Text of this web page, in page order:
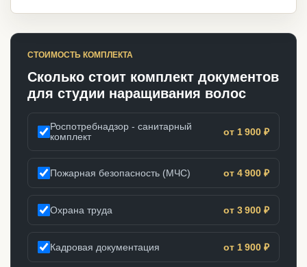
СТОИМОСТЬ КОМПЛЕКТА
Сколько стоит комплект документов
для студии наращивания волос
Роспотребнадзор - санитарный
комплект
от 1 900 ₽
Пожарная безопасность (МЧС) от 4 900 ₽
Охрана труда от 3 900 ₽
Кадровая документация от 1 900 ₽